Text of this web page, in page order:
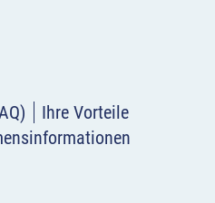
Ihre Vorteile